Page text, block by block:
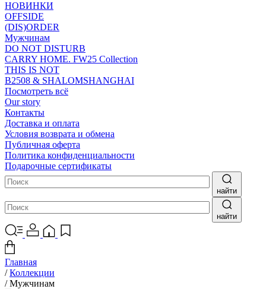
НОВИНКИ
OFFSIDE
(DIS)ORDER
Мужчинам
DO NOT DISTURB
CARRY HOME. FW25 Collection
THIS IS NOT
B2508 & SHALOMSHANGHAI
Посмотреть всё
Our story
Контакты
Доставка и оплата
Условия возврата и обмена
Публичная оферта
Политика конфиденциальности
Подарочные сертификаты
найти
найти
Главная
/ Коллекции
/ Мужчинам